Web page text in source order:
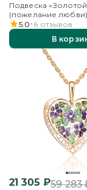
Подвеска
(пожелание
комбинированного
гранатом,
топазами и эмалью
5.0 6 отзывов
В
21 305 ₽59 283